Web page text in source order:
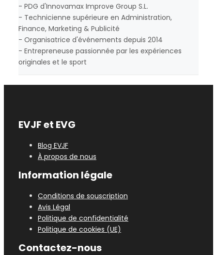
- PDG d'Innovamax Improve Group S.L.
- Technicienne supérieure en Administration,
Finance, Marketing & Publicité
- Organisatrice d'événements depuis 2014
- Entrepreneuse passionnée par les expériences
originales et le sport
EVJF et EVG
Blog EVJF
À propos de nous
Information légale
Conditions de souscription
Avis Légal
Politique de confidentialité
Politique de cookies (UE)
Contactez-nous